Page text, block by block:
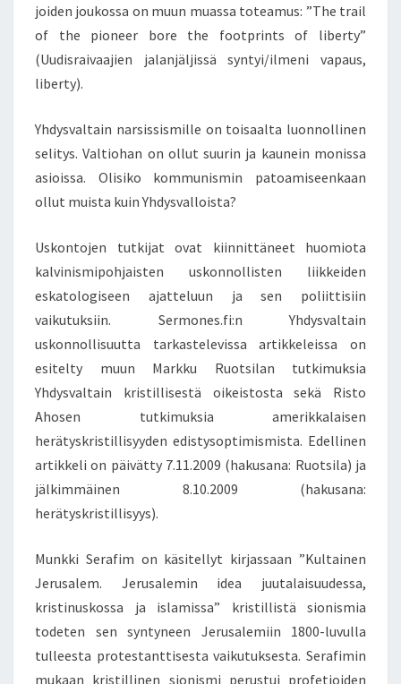
Ä
T
Ä
T
I
A
A
E
T
joiden joukossa on muun muassa toteamus: ”The trail
of the pioneer bore the footprints of liberty”
(Uudisraivaajien jalanjäljissä syntyi/ilmeni vapaus,
liberty).
Yhdysvaltain narsissismille on toisaalta luonnollinen
selitys. Valtiohan on ollut suurin ja kaunein monissa
asioissa. Olisiko kommunismin patoamiseenkaan
ollut muista kuin Yhdysvalloista?
Uskontojen tutkijat ovat kiinnittäneet huomiota
kalvinismipohjaisten uskonnollisten liikkeiden
eskatologiseen ajatteluun ja sen poliittisiin
vaikutuksiin. Sermones.fi:n Yhdysvaltain
uskonnollisuutta tarkastelevissa artikkeleissa on
esitelty muun Markku Ruotsilan tutkimuksia
Yhdysvaltain kristillisestä oikeistosta sekä Risto
Ahosen tutkimuksia amerikkalaisen
herätyskristillisyyden edistysoptimismista. Edellinen
artikkeli on päivätty 7.11.2009 (hakusana: Ruotsila) ja
jälkimmäinen 8.10.2009 (hakusana:
herätyskristillisyys).
Munkki Serafim on käsitellyt kirjassaan ”Kultainen
Jerusalem. Jerusalemin idea juutalaisuudessa,
kristinuskossa ja islamissa” kristillistä sionismia
todeten sen syntyneen Jerusalemiin 1800-luvulla
tulleesta protestanttisesta vaikutuksesta. Serafimin
mukaan kristillinen sionismi perustui profetioiden